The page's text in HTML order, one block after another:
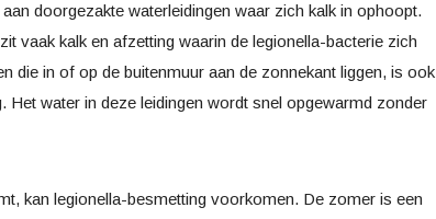
doorgezakte waterleidingen waar zich kalk in ophoopt.
vaak kalk en afzetting waarin de legionella-bacterie zich
die in of op de buitenmuur aan de zonnekant liggen, is ook
Het water in deze leidingen wordt snel opgewarmd zonder
kan legionella-besmetting voorkomen. De zomer is een